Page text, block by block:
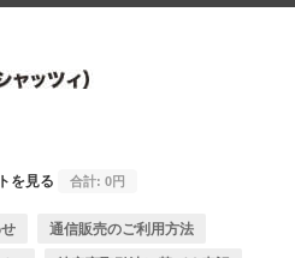
を見る 合計: 0円
通信販売のご利用方法